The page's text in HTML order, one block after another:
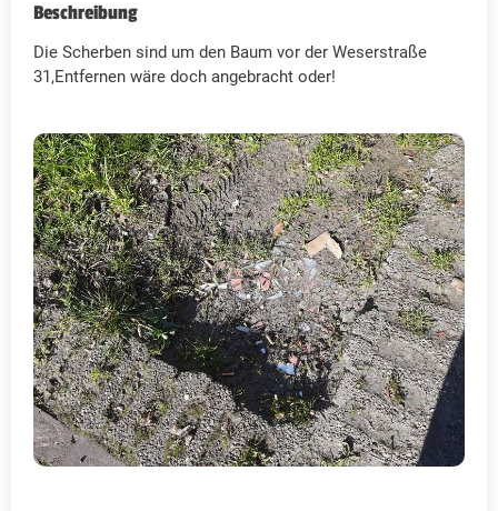
Beschreibung
Die Scherben sind um den Baum vor der Weserstraße
31,Entfernen wäre doch angebracht oder!